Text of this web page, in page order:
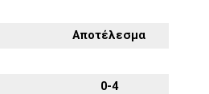
Αποτέλεσμα
0-4